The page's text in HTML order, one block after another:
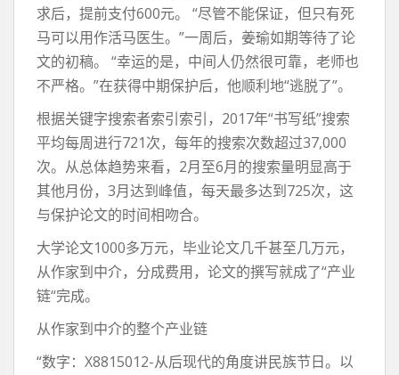
求后，提前支付600元。 “尽管不能保证，但只有死
马可以用作活马医生。”一周后，姜瑜如期等待了论
文的初稿。 “幸运的是，中间人仍然很可靠，老师也
不严格。”在获得中期保护后，他顺利地“逃脱了”。
根据关键字搜索者索引索引，2017年“书写纸”搜索
平均每周进行721次，每年的搜索次数超过37,000
次。从总体趋势来看，2月至6月的搜索量明显高于
其他月份，3月达到峰值，每天最多达到725次，这
与保护论文的时间相吻合。
大学论文1000多万元，毕业论文几千甚至几万元，
从作家到中介，分成费用，论文的撰写就成了“产业
链“完成。
从作家到中介的整个产业链
“数字：X8815012-从后现代的角度讲民族节日。以